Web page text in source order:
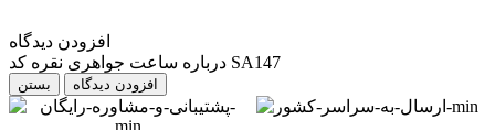
افزودن دیدگاه
درباره ساعت جواهری نقره کد SA147
بستن